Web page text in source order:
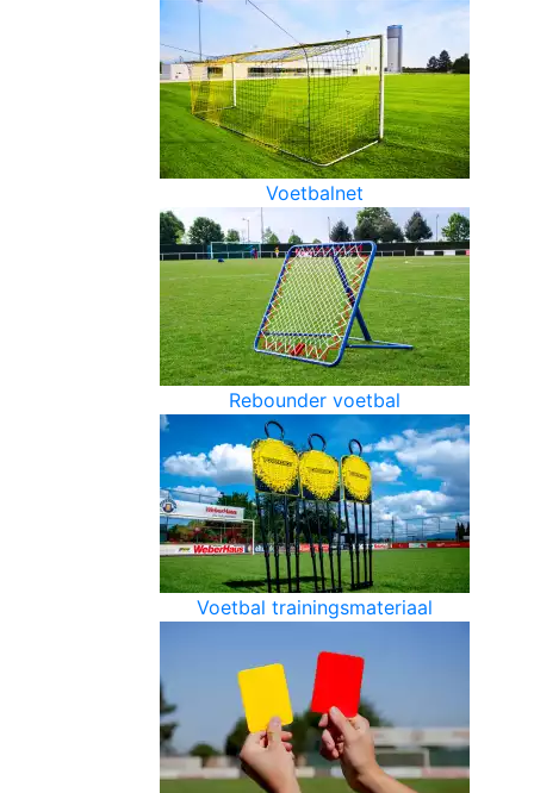
Voetbalnet
Rebounder voetbal
Voetbal trainingsmateriaal